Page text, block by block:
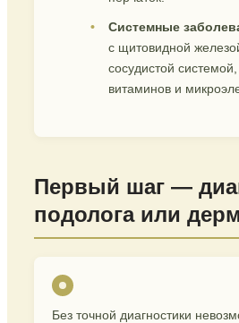
Системные
с щитовидной
сосудистой
витаминов и
Первый шаг —
подолога или
Без точной диагностики